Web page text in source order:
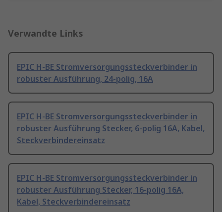
Verwandte Links
EPIC H-BE Stromversorgungssteckverbinder in
robuster Ausführung, 24-polig, 16A
EPIC H-BE Stromversorgungssteckverbinder in
robuster Ausführung Stecker, 6-polig 16A, Kabel,
Steckverbindereinsatz
EPIC H-BE Stromversorgungssteckverbinder in
robuster Ausführung Stecker, 16-polig 16A,
Kabel, Steckverbindereinsatz